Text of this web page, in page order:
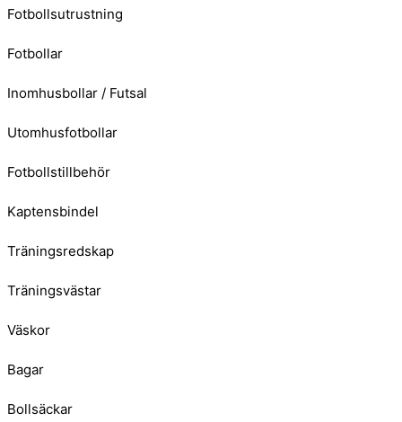
Fotbollsutrustning
Fotbollar
Inomhusbollar / Futsal
Utomhusfotbollar
Fotbollstillbehör
Kaptensbindel
Träningsredskap
Träningsvästar
Väskor
Bagar
Bollsäckar